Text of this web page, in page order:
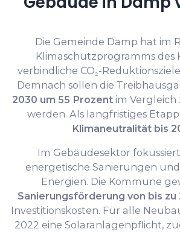
Die Gemeinde Damp hat im
Klimaschutzprogramms des
verbindliche CO₂-
Demnach sollen die
2030 um 55 Prozentim Vergleich
werden. Als langfristiges
Klimaneutralität bis
Im Gebäudesektor
energetische Sanierungen
Energien. Die Kommune
Sanierungsförderung von bis zu
Investitionskosten. Für alle
2022 eine Solaranlagenpflicht,